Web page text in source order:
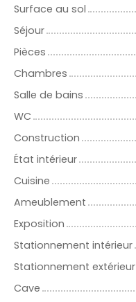
Surface au sol
Séjour
Pièces
Chambres
Salle de bains
WC
Construction
État intérieur
Cuisine
Ameublement
Exposition
Stationnement intérieur
Stationnement extérieur
Cave